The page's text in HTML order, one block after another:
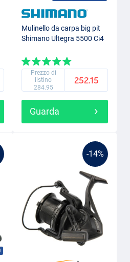
Mulinello da carpa big pit
Shimano Ultegra 5500 Ci4
Prezzo di
listino
284.95
252.15
Guarda
-14%